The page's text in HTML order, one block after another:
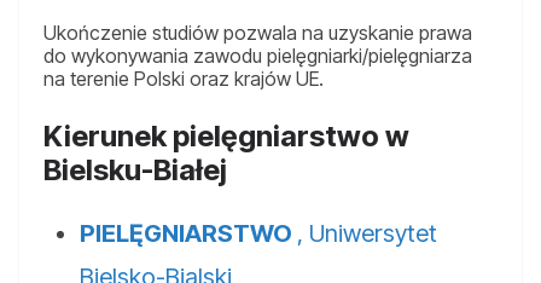
Ukończenie studiów pozwala na uzyskanie prawa
do wykonywania zawodu pielęgniarki/pielęgniarza
na terenie Polski oraz krajów UE.
Kierunek pielęgniarstwo w
Bielsku-Białej
PIELĘGNIARSTWO , Uniwersytet